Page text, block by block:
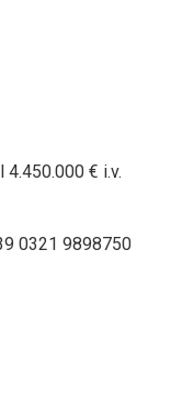
€ i.v.
0321 9898750